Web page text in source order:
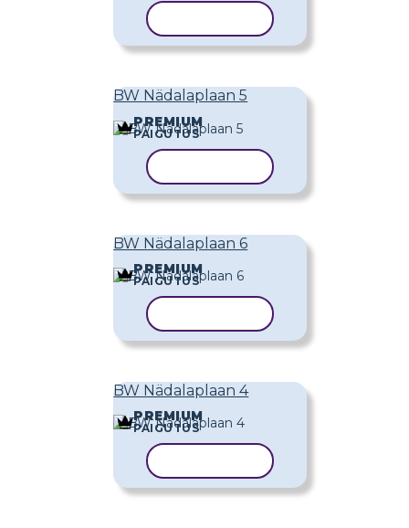
BW Nädalaplaan 5
PREMIUM
PAIGUTUS
BW Nädalaplaan 6
PREMIUM
PAIGUTUS
BW Nädalaplaan 4
PREMIUM
PAIGUTUS